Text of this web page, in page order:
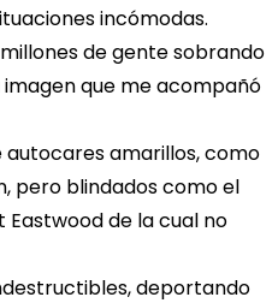
incómodas.
de gente sobrando
que me acompañó
amarillos, como
pero blindados como el
de la cual no
deportando